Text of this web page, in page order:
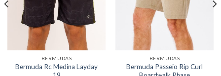
BERMUDAS
Bermuda Rc Medina Layday
BERMUDAS
Bermuda Passeio Rip Curl